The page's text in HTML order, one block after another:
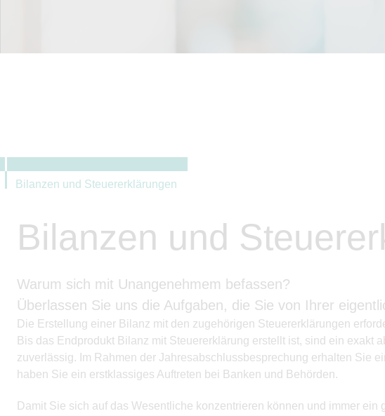
Bilanzen und Steuererklärungen
Bilanzen und
Warum sich mit Unangenehmem befassen?
Überlassen Sie uns die Aufgaben, die Sie von Ihrer
Die Erstellung einer Bilanz mit den zugehörigen Steuererklärungen
Bis das Endprodukt Bilanz mit Steuererklärung erstellt ist, sind ein exakt
zuverlässig. Im Rahmen der Jahresabschlussbesprechung erhalten Sie
haben Sie ein erstklassiges Auftreten bei Banken und Behörden.
Damit Sie sich auf das Wesentliche konzentrieren können und immer